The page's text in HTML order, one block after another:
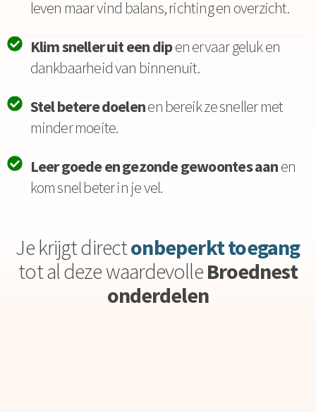
leven maar vind balans, richting en overzicht.
Klim sneller uit een dipen ervaar geluk en
dankbaarheid van binnenuit.
Stel betere doelenen bereik ze sneller met
minder moeite.
Leer goede en gezonde gewoontes aanen
kom snel beter in je vel.
Je krijgt directonbeperkt toegang
tot al deze waardevolleBroednest
onderdelen